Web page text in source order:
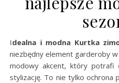
Idealna i modna Kurtka
niezbędny element garderoby w
modowy akcent, który potrafi
stylizację. To nie tylko ochrona